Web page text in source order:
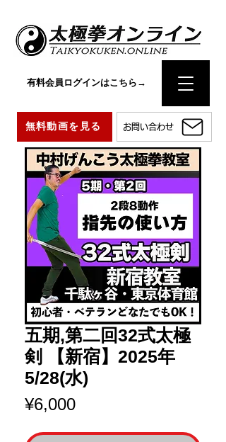
お問い合わせ
無料動画を見る
有料会員ログインはこちら→
五期,第二回32式太極
剣 【新宿】2025年
5/28(水)
¥6,000Price